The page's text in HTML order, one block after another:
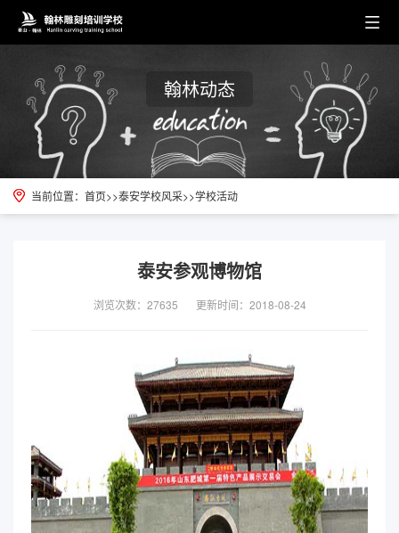
翰林动态
当前位置： 首页>>泰安学校风采>>学校活动
泰安参观博物馆
浏览次数：27635 更新时间：2018-08-24